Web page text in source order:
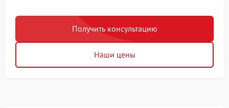
Получить консультацию
Наши цены